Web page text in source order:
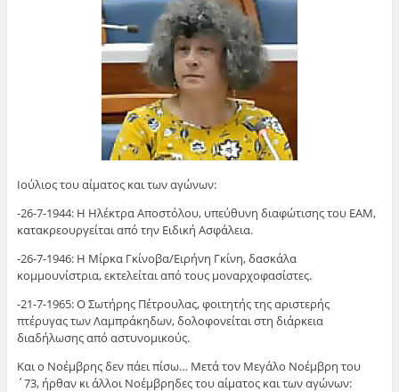
Ιούλιος του αίματος και των αγώνων:
-26-7-1944: Η Ηλέκτρα Αποστόλου, υπεύθυνη διαφώτισης του ΕΑΜ,
κατακρεουργείται από την Ειδική Ασφάλεια.
-26-7-1946: Η Μίρκα Γκίνοβα/Ειρήνη Γκίνη, δασκάλα
κομμουνίστρια, εκτελείται από τους μοναρχοφασίστες.
-21-7-1965: Ο Σωτήρης Πέτρουλας, φοιτητής της αριστερής
πτέρυγας των Λαμπράκηδων, δολοφονείται στη διάρκεια
διαδήλωσης από αστυνομικούς.
Και ο Νοέμβρης δεν πάει πίσω… Μετά τον Μεγάλο Νοέμβρη του
΄73, ήρθαν κι άλλοι Νοέμβρηδες του αίματος και των αγώνων: